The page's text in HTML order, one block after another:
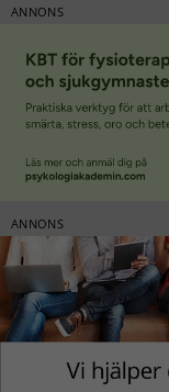
ANNONS
ANNONS